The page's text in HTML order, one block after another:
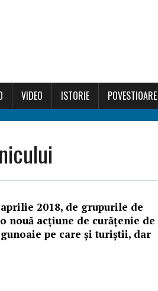
VIDEO ISTORIE POVESTIOARE
2018, de grupurile de
acțiune de curățenie de
pe care și turiștii, dar